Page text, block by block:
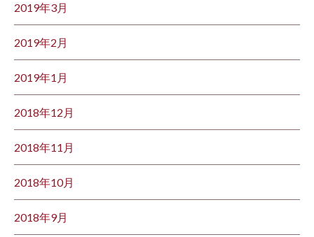
2019年3月
2019年2月
2019年1月
2018年12月
2018年11月
2018年10月
2018年9月